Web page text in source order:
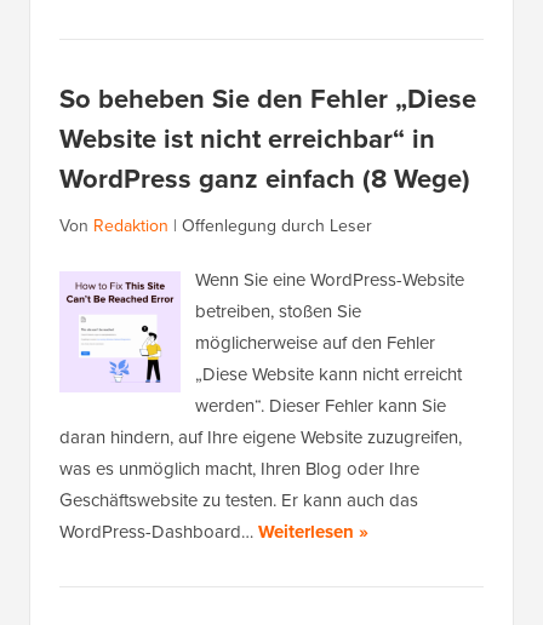
So beheben Sie den Fehler „Diese
Website ist nicht erreichbar“ in
WordPress ganz einfach (8 Wege)
Von Redaktion | Offenlegung durch Leser
Wenn Sie eine WordPress-Website
betreiben, stoßen Sie
möglicherweise auf den Fehler
„Diese Website kann nicht erreicht
werden“. Dieser Fehler kann Sie
daran hindern, auf Ihre eigene Website zuzugreifen,
was es unmöglich macht, Ihren Blog oder Ihre
Geschäftswebsite zu testen. Er kann auch das
WordPress-Dashboard…Weiterlesen »